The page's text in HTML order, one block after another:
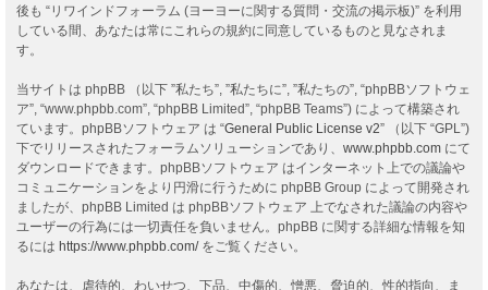
後も “リワインドフォーラム (ヨーヨーに関する質問・交流の掲示板)” を利用
している間、あなたは常にこれらの規約に同意しているものと見なされま
す。
当サイトは phpBB （以下 ”私たち”, ”私たちに”, ”私たちの”, “phpBBソフトウェ
ア”, “www.phpbb.com”, “phpBB Limited”, “phpBB Teams”) によって構築され
ています。phpBBソフトウェア は “General Public License v2” （以下 “GPL”)
下でリリースされたフォーラムソリューションであり、 www.phpbb.com にて
ダウンロードできます。phpBBソフトウェア はインターネット上での議論や
コミュニケーションをより円滑に行うために phpBB Group によって開発され
ましたが、phpBB Limited は phpBBソフトウェア 上でなされた議論の内容や
ユーザーの行為には一切責任を負いません。phpBB に関する詳細な情報を知
るには https://www.phpbb.com/をご覧ください。
あなたは、虐待的、わいせつ、下品、中傷的、憎悪、脅迫的、性的指向、ま